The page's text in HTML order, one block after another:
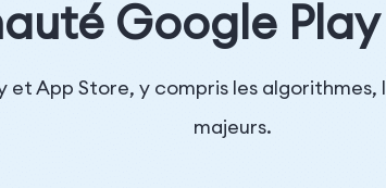
Google
App Store, y compris les
majeurs.